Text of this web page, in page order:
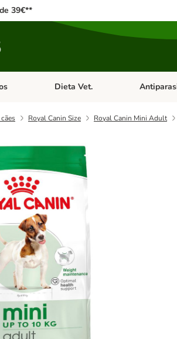
39€**
de categoria: Cães
Abrir menu de categoria: Gatos
Dieta Vet. Abrir menu
Royal Canin Size Royal Canin Mini Adult